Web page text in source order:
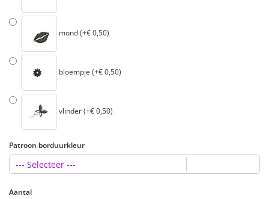
mond (+€ 0,50)
bloempje (+€ 0,50)
vlinder (+€ 0,50)
Patroon borduurkleur
--- Selecteer ---
Aantal